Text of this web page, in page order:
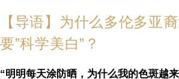
【导语】为什么多伦多亚
要”科学美白”？
“明明每天涂防晒，为什么我的色斑越